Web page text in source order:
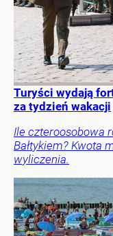
Turyści wydają
za tydzień wakacji
Ile czteroosobowa
Bałtykiem? Kwota
wyliczenia.